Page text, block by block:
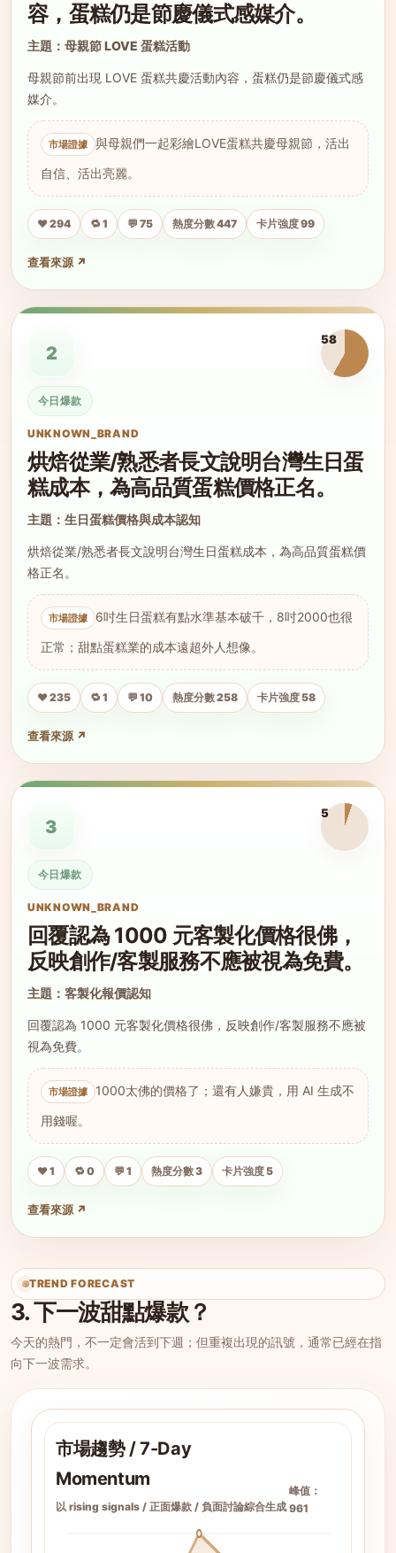
容，蛋糕仍是節慶儀式感媒介。
主題：母親節 LOVE 蛋糕活動
母親節前出現 LOVE 蛋糕共慶活動內容，蛋糕仍是節慶儀式感
媒介。
與母親們一起彩繪LOVE蛋糕共慶母親節，活出
自信、活出亮麗。
❤️ 294 🔁 1 💬 75 熱度分數 447 卡片強度 99
查看來源 ↗
2
58
今日爆款
UNKNOWN_BRAND
烘焙從業/熟悉者長文說明台灣生日蛋
糕成本，為高品質蛋糕價格正名。
主題：生日蛋糕價格與成本認知
烘焙從業/熟悉者長文說明台灣生日蛋糕成本，為高品質蛋糕價
格正名。
6吋生日蛋糕有點水準基本破千，8吋2000也很
正常；甜點蛋糕業的成本遠超外人想像。
❤️ 235 🔁 1 💬 10 熱度分數 258 卡片強度 58
查看來源 ↗
3
5
今日爆款
UNKNOWN_BRAND
回覆認為 1000 元客製化價格很佛，
反映創作/客製服務不應被視為免費。
主題：客製化報價認知
回覆認為 1000 元客製化價格很佛，反映創作/客製服務不應被
視為免費。
1000太佛的價格了；還有人嫌貴，用 AI 生成不
用錢喔。
❤️ 1 🔁 0 💬 1 熱度分數 3 卡片強度 5
查看來源 ↗
TREND FORECAST
3. 下一波甜點爆款？
今天的熱門，不一定會活到下週；但重複出現的訊號，通常已經在指
向下一波需求。
市場趨勢 / 7-Day
Momentum
以 rising signals / 正面爆款 / 負面討論綜合生成
峰值：
961